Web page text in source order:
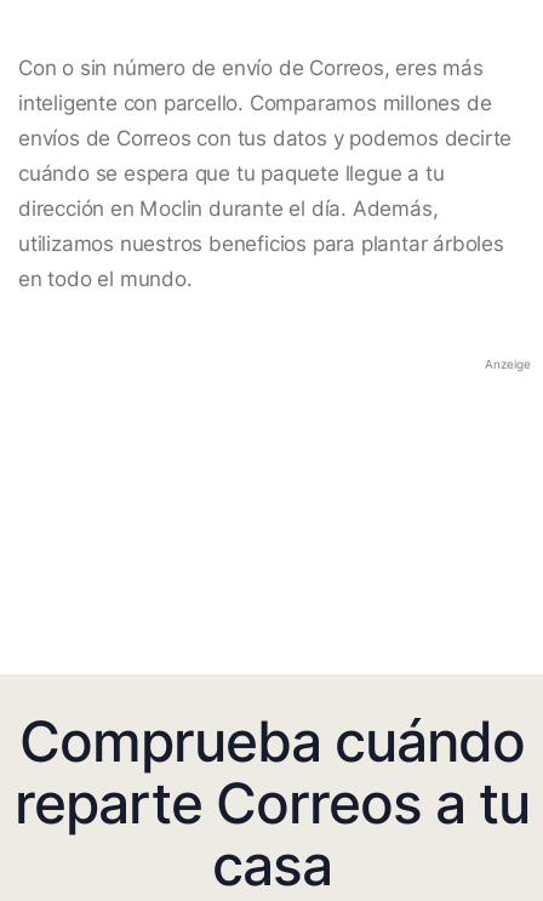
Con o sin número de envío de Correos, eres más
inteligente con parcello. Comparamos millones de
envíos de Correos con tus datos y podemos decirte
cuándo se espera que tu paquete llegue a tu
dirección en Moclin durante el día. Además,
utilizamos nuestros beneficios para plantar árboles
en todo el mundo.
Anzeige
Comprueba cuándo
reparte Correos a tu
casa